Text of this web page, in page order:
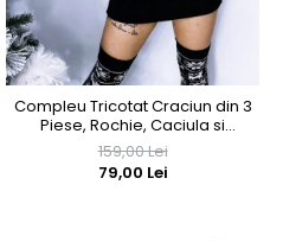
Compleu Tricotat Craciun din 3
Piese, Rochie, Caciula si
Jambiere- Negru cu Motive
Traditionale
159,00 Lei
79,00 Lei